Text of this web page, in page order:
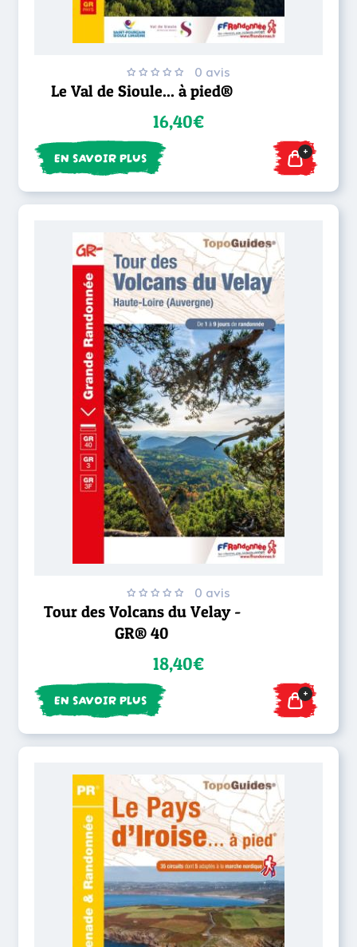
0 avis
Le Val de Sioule... à pied®
16,40€
EN SAVOIR PLUS +
0 avis
Tour des Volcans du Velay -
GR® 40
18,40€
EN SAVOIR PLUS +